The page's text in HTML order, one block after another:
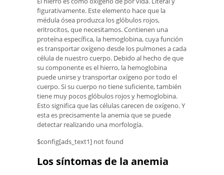
figurativamente. Este elemento hace que la
médula ósea produzca los glóbulos rojos,
eritrocitos, que necesitamos. Contienen una
proteína específica, la hemoglobina, cuya función
es transportar oxígeno desde los pulmones a cada
célula de nuestro cuerpo. Debido al hecho de que
su componente es el hierro, la hemoglobina
puede unirse y transportar oxígeno por todo el
cuerpo. Si su cuerpo no tiene suficiente, también
tiene muy pocos glóbulos rojos y hemoglobina.
Esto significa que las células carecen de oxígeno. Y
esta es precisamente la anemia que se puede
detectar realizando una morfología.
$config[ads_text1] not found
Los síntomas de la anemia